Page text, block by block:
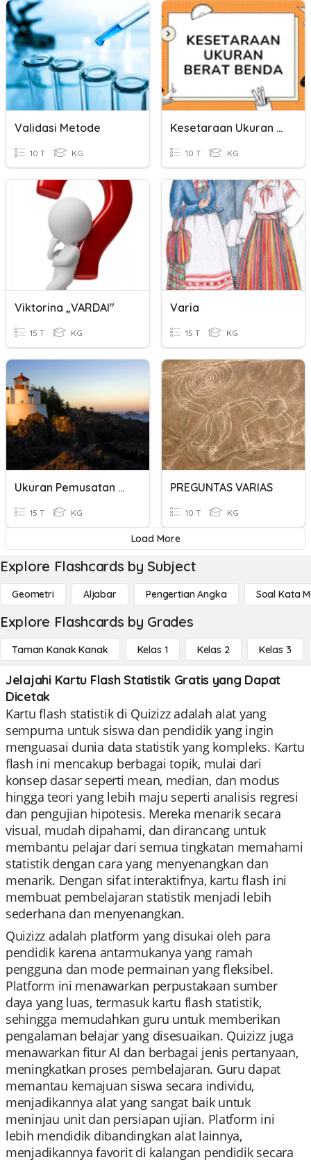
Validasi Metode
10 T KG
Kesetaraan Ukuran Berat Benda
10 T KG
Viktorina „VARDAI"
15 T KG
Varia
15 T KG
Ukuran Pemusatan Data Berkelompok
15 T KG
PREGUNTAS VARIAS
10 T KG
Load More
Explore Flashcards by Subject
Geometri Aljabar Pengertian Angka Soal Kata
Explore Flashcards by Grades
Taman Kanak Kanak Kelas 1 Kelas 2 Kelas 3
Jelajahi Kartu Flash Statistik Gratis yang Dapat
Dicetak
Kartu flash statistik di Quizizz adalah alat yang
sempurna untuk siswa dan pendidik yang ingin
menguasai dunia data statistik yang kompleks. Kartu
flash ini mencakup berbagai topik, mulai dari
konsep dasar seperti mean, median, dan modus
hingga teori yang lebih maju seperti analisis regresi
dan pengujian hipotesis. Mereka menarik secara
visual, mudah dipahami, dan dirancang untuk
membantu pelajar dari semua tingkatan memahami
statistik dengan cara yang menyenangkan dan
menarik. Dengan sifat interaktifnya, kartu flash ini
membuat pembelajaran statistik menjadi lebih
sederhana dan menyenangkan.
Quizizz adalah platform yang disukai oleh para
pendidik karena antarmukanya yang ramah
pengguna dan mode permainan yang fleksibel.
Platform ini menawarkan perpustakaan sumber
daya yang luas, termasuk kartu flash statistik,
sehingga memudahkan guru untuk memberikan
pengalaman belajar yang disesuaikan. Quizizz juga
menawarkan fitur AI dan berbagai jenis pertanyaan,
meningkatkan proses pembelajaran. Guru dapat
memantau kemajuan siswa secara individu,
menjadikannya alat yang sangat baik untuk
meninjau unit dan persiapan ujian. Platform ini
lebih mendidik dibandingkan alat lainnya,
menjadikannya favorit di kalangan pendidik secara